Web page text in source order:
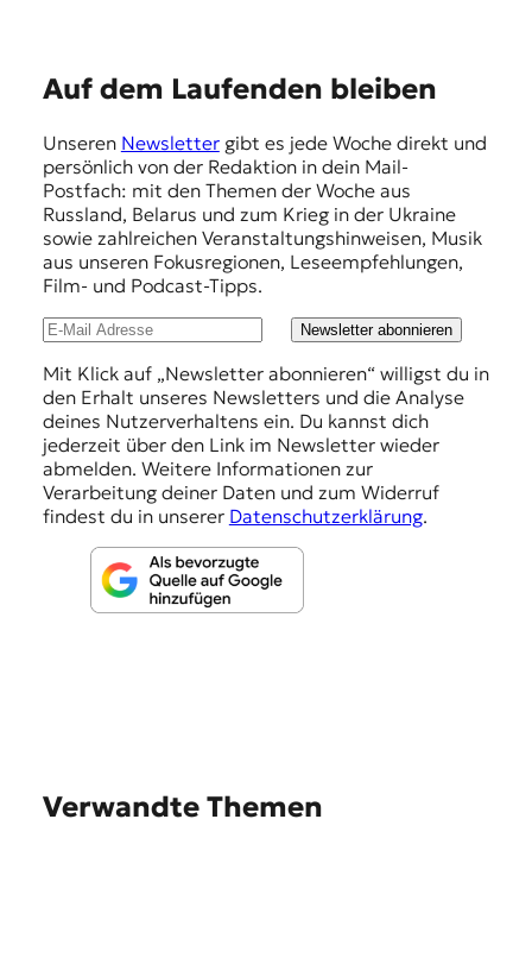
Auf dem Laufenden bleiben
Unseren Newslettergibt es jede Woche direkt und
persönlich von der Redaktion in dein Mail-
Postfach: mit den Themen der Woche aus
Russland, Belarus und zum Krieg in der Ukraine
sowie zahlreichen Veranstaltungshinweisen, Musik
aus unseren Fokusregionen, Leseempfehlungen,
Film- und Podcast-Tipps.
Newsletter abonnieren
Mit Klick auf „Newsletter abonnieren“ willigst du in
den Erhalt unseres Newsletters und die Analyse
deines Nutzerverhaltens ein. Du kannst dich
jederzeit über den Link im Newsletter wieder
abmelden. Weitere Informationen zur
Verarbeitung deiner Daten und zum Widerruf
findest du in unserer Datenschutzerklärung.
Verwandte Themen